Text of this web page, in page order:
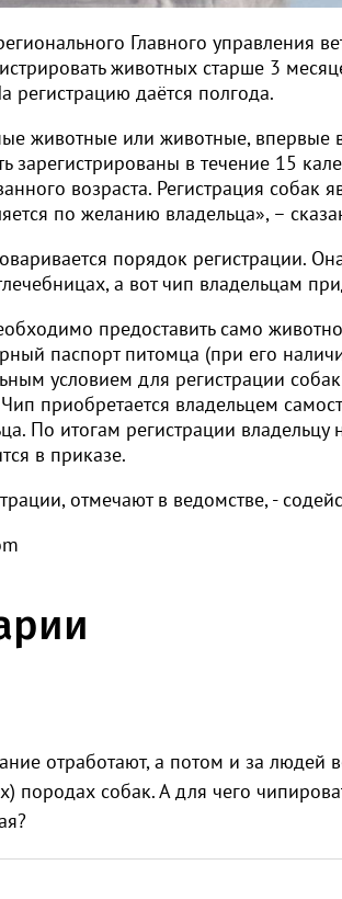
Главного управления
животных старше 3
регистрацию даётся полгода.
животные или животные, впервые
зарегистрированы в течение 15
возраста. Регистрация собак
по желанию владельца», –
порядок регистрации.
а вот чип владельцам
предоставить само
паспорт питомца (при его
условием для регистрации
приобретается владельцем
По итогам регистрации
в приказе.
отмечают в ведомстве, -
отработают, а потом и за людей
породах собак. А для чего